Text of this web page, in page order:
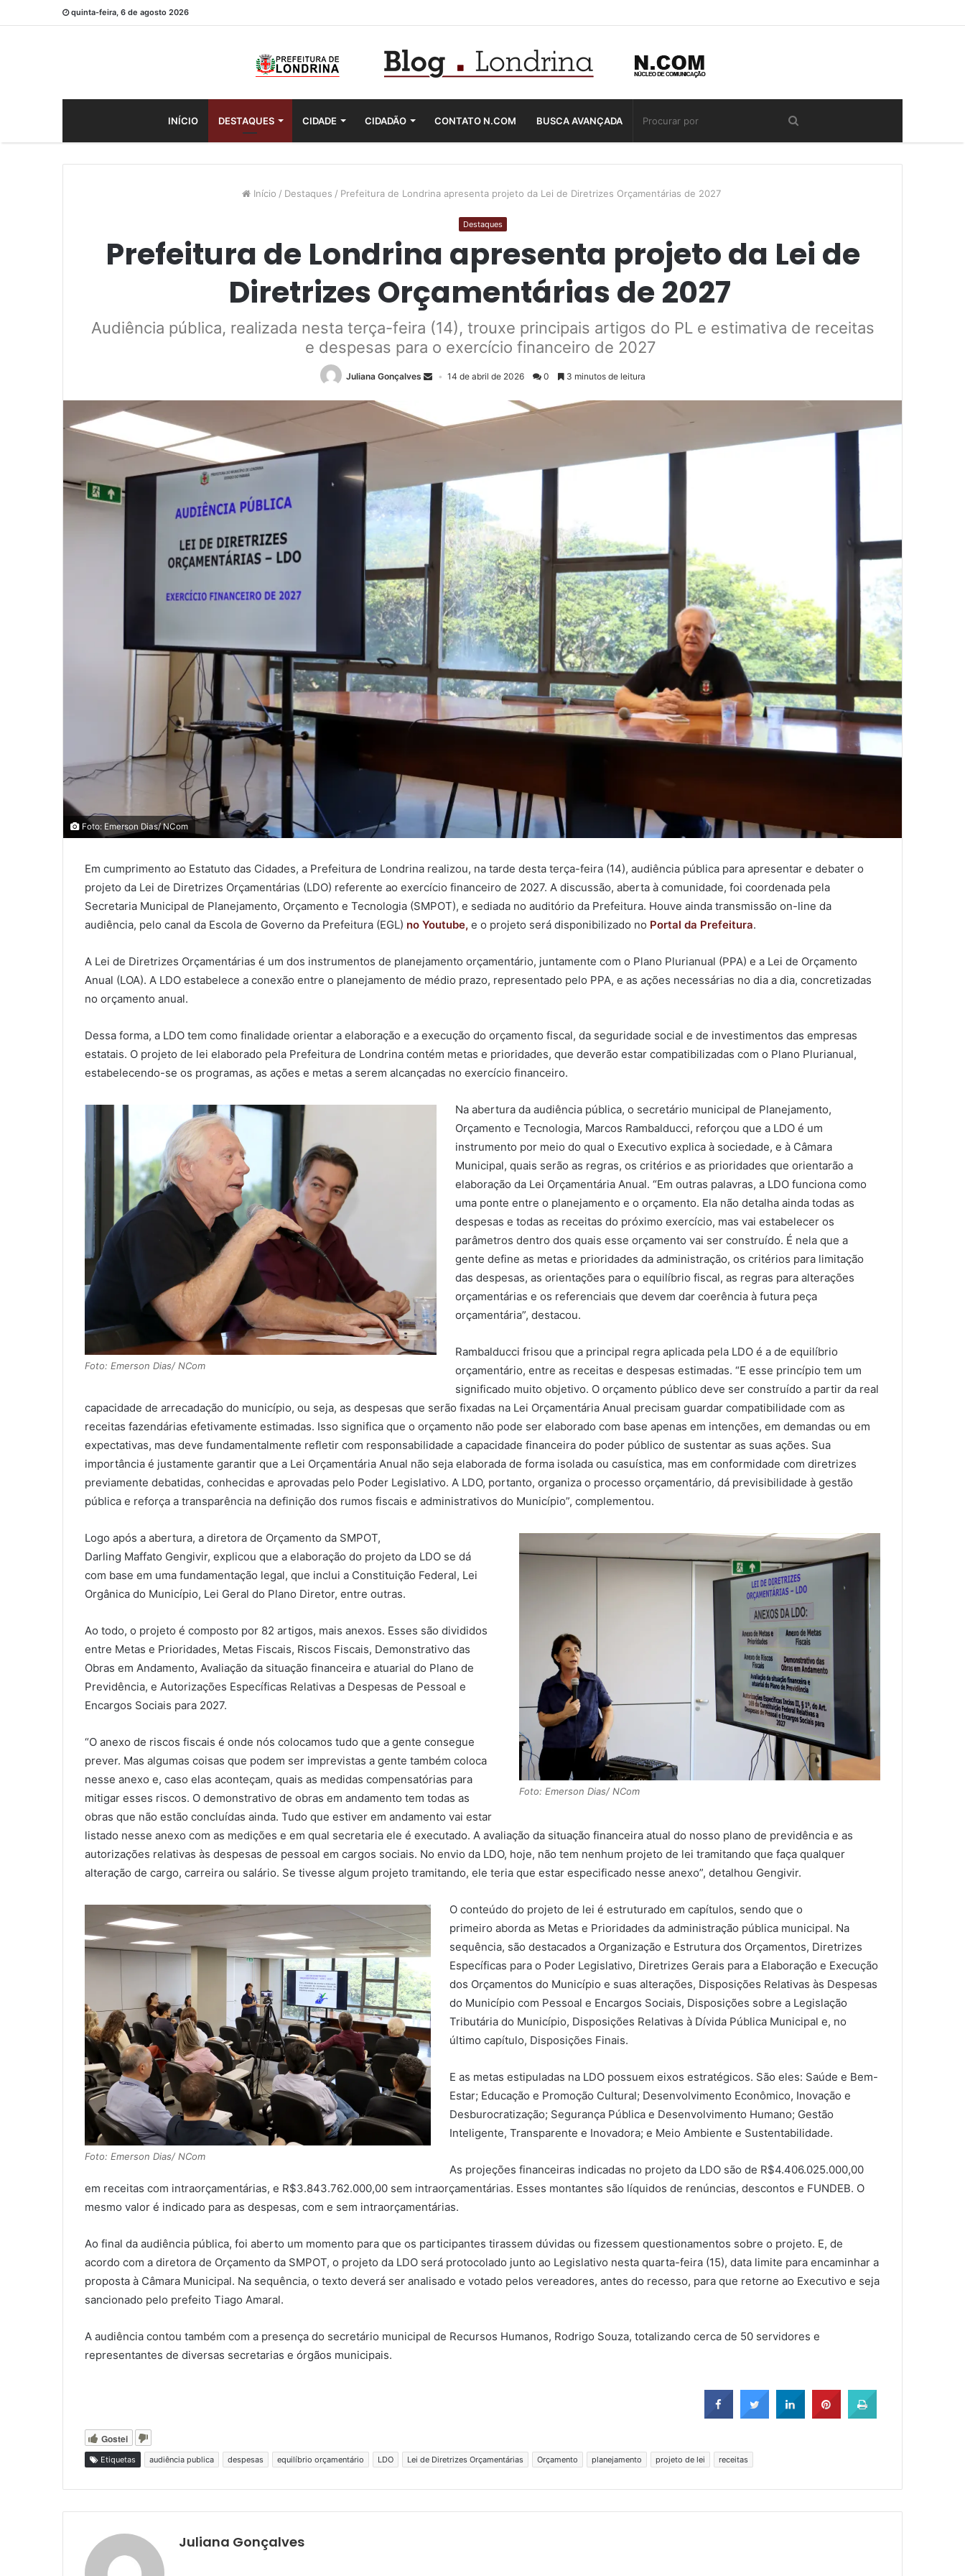
quinta-feira, 6 de agosto 2026
INÍCIO DESTAQUES CIDADE CIDADÃO CONTATO N.COM BUSCA AVANÇADA
Início / Destaques / Prefeitura de Londrina apresenta projeto da Lei de Diretrizes Orçamentárias de 2027
Destaques
Prefeitura de Londrina apresenta projeto da Lei de
Diretrizes Orçamentárias de 2027
Audiência pública, realizada nesta terça-feira (14), trouxe principais artigos do PL e estimativa de receitas
e despesas para o exercício financeiro de 2027
Juliana Gonçalves 14 de abril de 2026 0 3 minutos de leitura
Foto: Emerson Dias/ NCom
Em cumprimento ao Estatuto das Cidades, a Prefeitura de Londrina realizou, na tarde desta terça-feira (14), audiência pública para apresentar e debater o
projeto da Lei de Diretrizes Orçamentárias (LDO) referente ao exercício financeiro de 2027. A discussão, aberta à comunidade, foi coordenada pela
Secretaria Municipal de Planejamento, Orçamento e Tecnologia (SMPOT), e sediada no auditório da Prefeitura. Houve ainda transmissão on-line da
audiência, pelo canal da Escola de Governo da Prefeitura (EGL) no Youtube, e o projeto será disponibilizado no Portal da Prefeitura.
A Lei de Diretrizes Orçamentárias é um dos instrumentos de planejamento orçamentário, juntamente com o Plano Plurianual (PPA) e a Lei de Orçamento
Anual (LOA). A LDO estabelece a conexão entre o planejamento de médio prazo, representado pelo PPA, e as ações necessárias no dia a dia, concretizadas
no orçamento anual.
Dessa forma, a LDO tem como finalidade orientar a elaboração e a execução do orçamento fiscal, da seguridade social e de investimentos das empresas
estatais. O projeto de lei elaborado pela Prefeitura de Londrina contém metas e prioridades, que deverão estar compatibilizadas com o Plano Plurianual,
estabelecendo-se os programas, as ações e metas a serem alcançadas no exercício financeiro.
Foto: Emerson Dias/ NCom
Na abertura da audiência pública, o secretário municipal de Planejamento,
Orçamento e Tecnologia, Marcos Rambalducci, reforçou que a LDO é um
instrumento por meio do qual o Executivo explica à sociedade, e à Câmara
Municipal, quais serão as regras, os critérios e as prioridades que orientarão a
elaboração da Lei Orçamentária Anual. “Em outras palavras, a LDO funciona como
uma ponte entre o planejamento e o orçamento. Ela não detalha ainda todas as
despesas e todas as receitas do próximo exercício, mas vai estabelecer os
parâmetros dentro dos quais esse orçamento vai ser construído. É nela que a
gente define as metas e prioridades da administração, os critérios para limitação
das despesas, as orientações para o equilíbrio fiscal, as regras para alterações
orçamentárias e os referenciais que devem dar coerência à futura peça
orçamentária”, destacou.
Rambalducci frisou que a principal regra aplicada pela LDO é a de equilíbrio
orçamentário, entre as receitas e despesas estimadas. “E esse princípio tem um
significado muito objetivo. O orçamento público deve ser construído a partir da real
capacidade de arrecadação do município, ou seja, as despesas que serão fixadas na Lei Orçamentária Anual precisam guardar compatibilidade com as
receitas fazendárias efetivamente estimadas. Isso significa que o orçamento não pode ser elaborado com base apenas em intenções, em demandas ou em
expectativas, mas deve fundamentalmente refletir com responsabilidade a capacidade financeira do poder público de sustentar as suas ações. Sua
importância é justamente garantir que a Lei Orçamentária Anual não seja elaborada de forma isolada ou casuística, mas em conformidade com diretrizes
previamente debatidas, conhecidas e aprovadas pelo Poder Legislativo. A LDO, portanto, organiza o processo orçamentário, dá previsibilidade à gestão
pública e reforça a transparência na definição dos rumos fiscais e administrativos do Município”, complementou.
Foto: Emerson Dias/ NCom
Logo após a abertura, a diretora de Orçamento da SMPOT,
Darling Maffato Gengivir, explicou que a elaboração do projeto da LDO se dá
com base em uma fundamentação legal, que inclui a Constituição Federal, Lei
Orgânica do Município, Lei Geral do Plano Diretor, entre outras.
Ao todo, o projeto é composto por 82 artigos, mais anexos. Esses são divididos
entre Metas e Prioridades, Metas Fiscais, Riscos Fiscais, Demonstrativo das
Obras em Andamento, Avaliação da situação financeira e atuarial do Plano de
Previdência, e Autorizações Específicas Relativas a Despesas de Pessoal e
Encargos Sociais para 2027.
“O anexo de riscos fiscais é onde nós colocamos tudo que a gente consegue
prever. Mas algumas coisas que podem ser imprevistas a gente também coloca
nesse anexo e, caso elas aconteçam, quais as medidas compensatórias para
mitigar esses riscos. O demonstrativo de obras em andamento tem todas as
obras que não estão concluídas ainda. Tudo que estiver em andamento vai estar
listado nesse anexo com as medições e em qual secretaria ele é executado. A avaliação da situação financeira atual do nosso plano de previdência e as
autorizações relativas às despesas de pessoal em cargos sociais. No envio da LDO, hoje, não tem nenhum projeto de lei tramitando que faça qualquer
alteração de cargo, carreira ou salário. Se tivesse algum projeto tramitando, ele teria que estar especificado nesse anexo”, detalhou Gengivir.
Foto: Emerson Dias/ NCom
O conteúdo do projeto de lei é estruturado em capítulos, sendo que o
primeiro aborda as Metas e Prioridades da administração pública municipal. Na
sequência, são destacados a Organização e Estrutura dos Orçamentos, Diretrizes
Específicas para o Poder Legislativo, Diretrizes Gerais para a Elaboração e Execução
dos Orçamentos do Município e suas alterações, Disposições Relativas às Despesas
do Município com Pessoal e Encargos Sociais, Disposições sobre a Legislação
Tributária do Município, Disposições Relativas à Dívida Pública Municipal e, no
último capítulo, Disposições Finais.
E as metas estipuladas na LDO possuem eixos estratégicos. São eles: Saúde e Bem-
Estar; Educação e Promoção Cultural; Desenvolvimento Econômico, Inovação e
Desburocratização; Segurança Pública e Desenvolvimento Humano; Gestão
Inteligente, Transparente e Inovadora; e Meio Ambiente e Sustentabilidade.
As projeções financeiras indicadas no projeto da LDO são de R$4.406.025.000,00
em receitas com intraorçamentárias, e R$3.843.762.000,00 sem intraorçamentárias. Esses montantes são líquidos de renúncias, descontos e FUNDEB. O
mesmo valor é indicado para as despesas, com e sem intraorçamentárias.
Ao final da audiência pública, foi aberto um momento para que os participantes tirassem dúvidas ou fizessem questionamentos sobre o projeto. E, de
acordo com a diretora de Orçamento da SMPOT, o projeto da LDO será protocolado junto ao Legislativo nesta quarta-feira (15), data limite para encaminhar a
proposta à Câmara Municipal. Na sequência, o texto deverá ser analisado e votado pelos vereadores, antes do recesso, para que retorne ao Executivo e seja
sancionado pelo prefeito Tiago Amaral.
A audiência contou também com a presença do secretário municipal de Recursos Humanos, Rodrigo Souza, totalizando cerca de 50 servidores e
representantes de diversas secretarias e órgãos municipais.
Gostei
Etiquetas audiência publica despesas equilíbrio orçamentário LDO Lei de Diretrizes Orçamentárias Orçamento planejamento projeto de lei receitas
Juliana Gonçalves